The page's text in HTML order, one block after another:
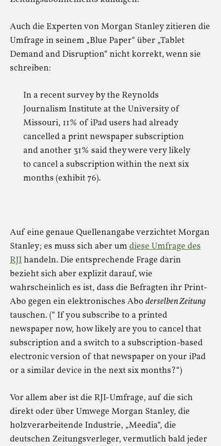
Auch die Experten von Morgan Stanley zitieren die
Umfrage in seinem „Blue Paper“ über „Tablet
Demand and Disruption“ nicht korrekt, wenn sie
schreiben:
In a recent survey by the Reynolds
Journalism Institute at the University of
Missouri, 11% of iPad users had already
cancelled a print newspaper subscription
and another 31% said they were very likely
to cancel a subscription within the next six
months (exhibit 76).
Auf eine genaue Quellenangabe verzichtet Morgan
Stanley; es muss sich aber umdiese Umfrage des
RJIhandeln. Die entsprechende Frage darin
bezieht sich aber explizit darauf, wie
wahrscheinlich es ist, dass die Befragten ihr Print-
Abo gegen ein elektronisches Abo derselben Zeitung
tauschen. (“ If you subscribe to a printed
newspaper now, how likely are you to cancel that
subscription and a switch to a subscription-based
electronic version of that newspaper on your iPad
or a similar device in the next six months?“)
Vor allem aber ist die RJI-Umfrage, auf die sich
direkt oder über Umwege Morgan Stanley, die
holzverarbeitende Industrie, „Meedia“, die
deutschen Zeitungsverleger, vermutlich bald jeder